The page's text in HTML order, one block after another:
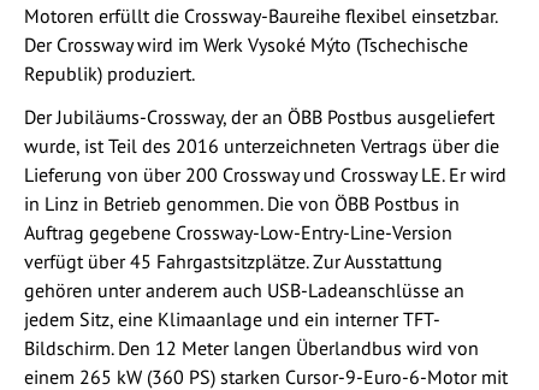
Motoren erfüllt die Crossway-Baureihe flexibel einsetzbar.
Der Crossway wird im Werk Vysoké Mýto (Tschechische
Republik) produziert.
Der Jubiläums-Crossway, der an ÖBB Postbus ausgeliefert
wurde, ist Teil des 2016 unterzeichneten Vertrags über die
Lieferung von über 200 Crossway und Crossway LE. Er wird
in Linz in Betrieb genommen. Die von ÖBB Postbus in
Auftrag gegebene Crossway-Low-Entry-Line-Version
verfügt über 45 Fahrgastsitzplätze. Zur Ausstattung
gehören unter anderem auch USB-Ladeanschlüsse an
jedem Sitz, eine Klimaanlage und ein interner TFT-
Bildschirm. Den 12 Meter langen Überlandbus wird von
einem 265 kW (360 PS) starken Cursor-9-Euro-6-Motor mit